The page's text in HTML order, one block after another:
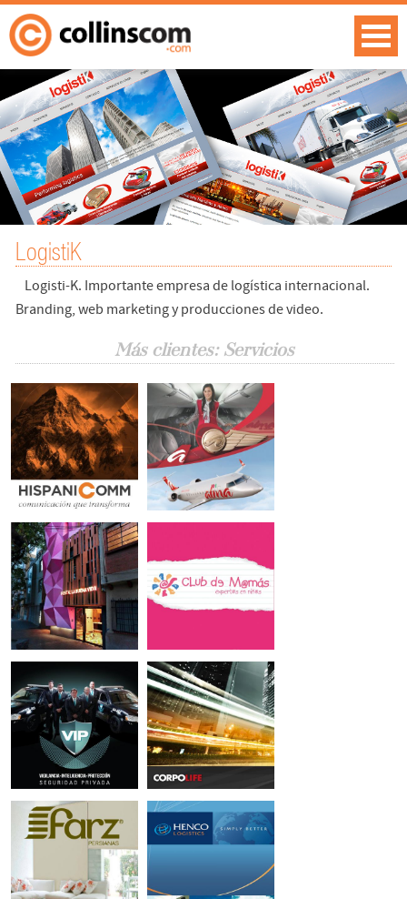
LogistiK
Logisti-K. Importante empresa de logística internacional.
Branding, web marketing y producciones de video.
Más clientes: Servicios